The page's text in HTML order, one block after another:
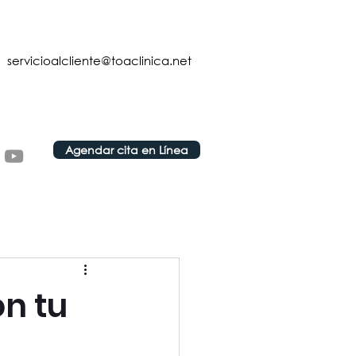
servicioalcliente@toaclinica.net
Agendar cita en Línea
tu